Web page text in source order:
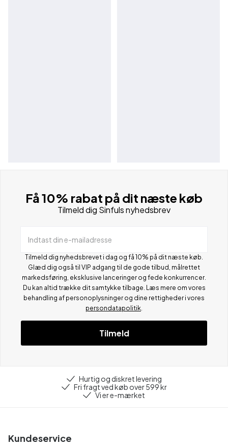
Få 10% rabat på dit næste køb
Tilmeld dig Sinfuls nyhedsbrev
Indtast din e-mailadresse
Tilmeld dig nyhedsbrevet i dag og få 10% på dit næste køb.
Glæd dig også til VIP adgang til de gode tilbud, målrettet
markedsføring, eksklusive lanceringer og fede konkurrencer.
Du kan altid trække dit samtykke tilbage. Læs mere om vores
behandling af personoplysninger og dine rettigheder i vores
persondatapolitik.
Tilmeld
Hurtig og diskret levering
Fri fragt ved køb over 599 kr
Vi er e-mærket
Kundeservice